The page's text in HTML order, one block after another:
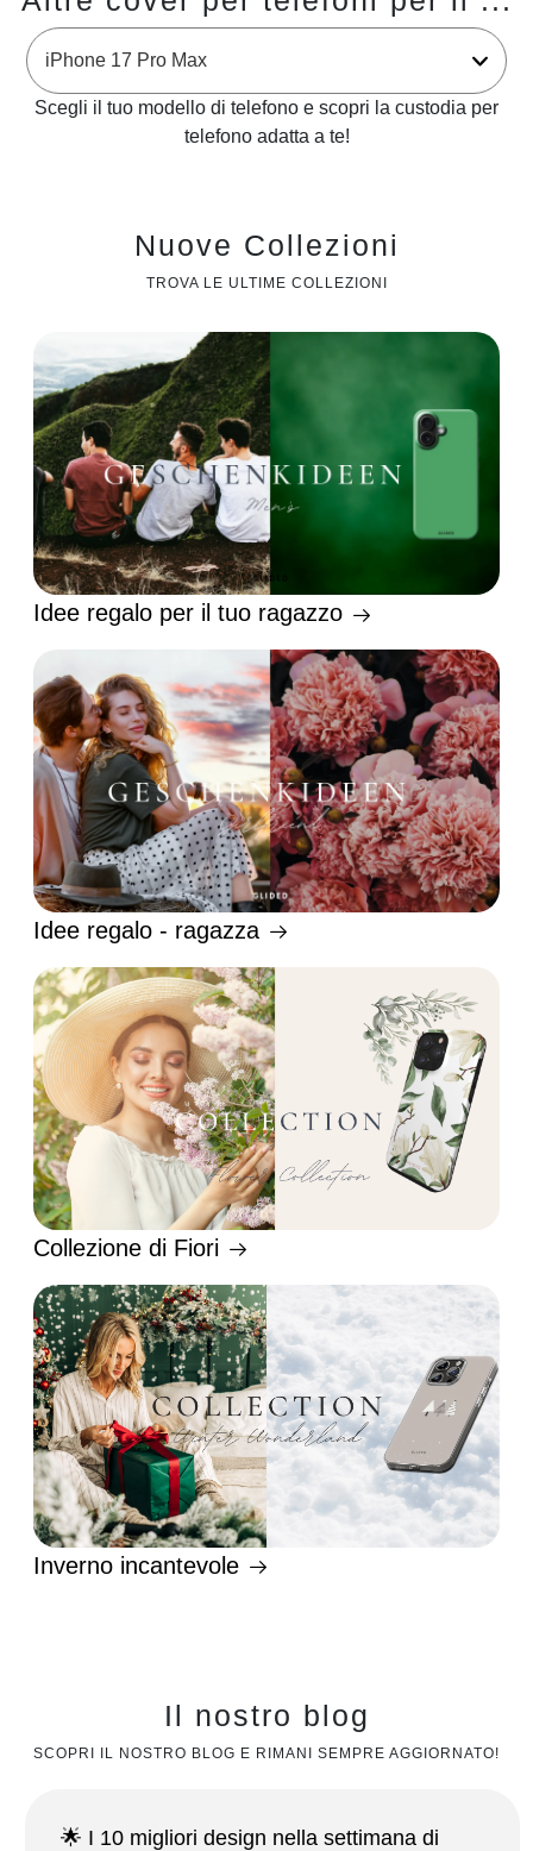
Scegli il tuo modello di telefono e scopri la custodia per
telefono adatta a te!
Nuove Collezioni
TROVA LE ULTIME COLLEZIONI
Idee regalo per il tuo ragazzo
Idee regalo - ragazza
Collezione di Fiori
Inverno incantevole
Il nostro blog
SCOPRI IL NOSTRO BLOG E RIMANI SEMPRE AGGIORNATO!
🌟 I 10 migliori design nella settimana di